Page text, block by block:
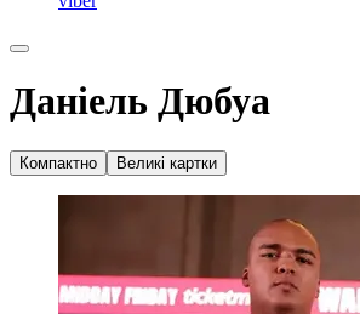
Даніель Дюбуа
Компактно Великі картки